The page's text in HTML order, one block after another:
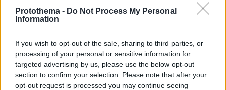
Protothema - Do Not Process My Personal
Information
If you wish to opt-out of the sale, sharing to third parties, or
processing of your personal or sensitive information for
targeted advertising by us, please use the below opt-out
section to confirm your selection. Please note that after your
opt-out request is processed you may continue seeing
Την αισθανόμουν πάντα μια γερή αγκαλιά δίπλα μου,
συμπλήρωσε η ηθοποιός